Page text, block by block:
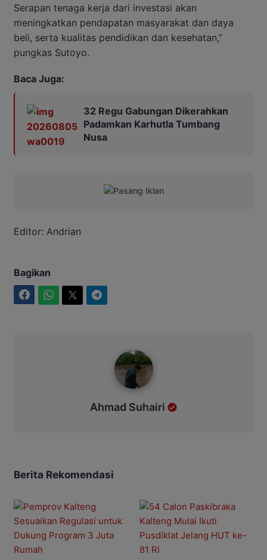
Serapan tenaga kerja dari investasi akan
meningkatkan pendapatan masyarakat dan daya
beli, serta kualitas pendidikan dan kesehatan,”
pungkas Sutoyo.
Baca Juga:
32 Regu Gabungan Dikerahkan
Padamkan Karhutla Tumbang
Nusa
Editor: Andrian
Bagikan
Ahmad Suhairi
Berita Rekomendasi